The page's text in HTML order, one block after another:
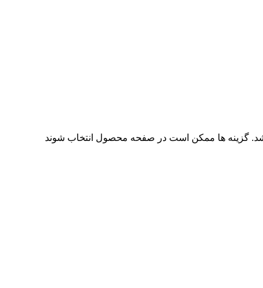
گزینه ها ممکن است در صفحه محصول انتخاب شوند